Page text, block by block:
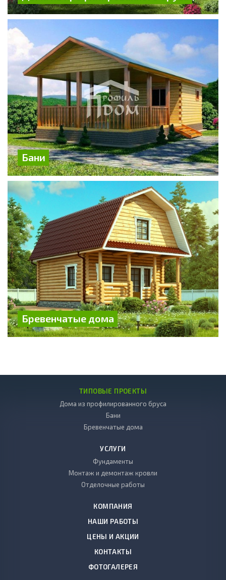
Бани
Бревенчатые дома
ТИПОВЫЕ ПРОЕКТЫ
Дома из профилированного бруса
Бани
Бревенчатые дома
УСЛУГИ
Фундаменты
Монтаж и демонтаж кровли
Отделочные работы
КОМПАНИЯ
НАШИ РАБОТЫ
ЦЕНЫ И АКЦИИ
КОНТАКТЫ
ФОТОГАЛЕРЕЯ